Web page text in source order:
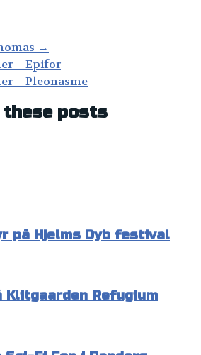
→
– Epifor
– Pleonasme
these posts
på Hjelms Dyb festival
Klitgaarden Refugium